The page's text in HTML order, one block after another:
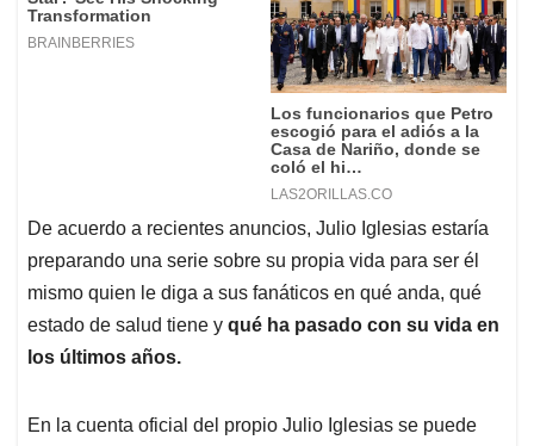
De acuerdo a recientes anuncios, Julio Iglesias estaría
preparando una serie sobre su propia vida para ser él
mismo quien le diga a sus fanáticos en qué anda, qué
estado de salud tiene y qué ha pasado con su vida en
los últimos años.
En la cuenta oficial del propio Julio Iglesias se puede